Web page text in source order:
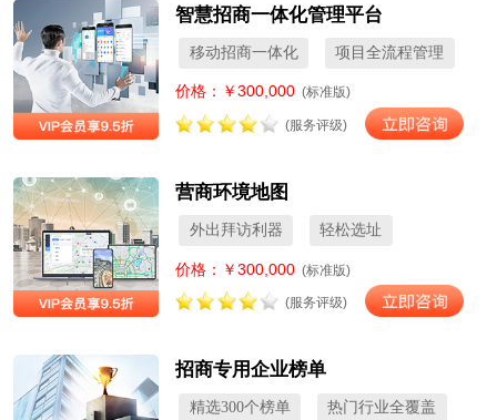
智慧招商一体化管理平台
移动招商一体化 项目全流程管理
价格：￥300,000 (标准版)
(服务评级)
营商环境地图
外出拜访利器 轻松选址
价格：￥300,000 (标准版)
(服务评级)
招商专用企业榜单
精选300个榜单 热门行业全覆盖